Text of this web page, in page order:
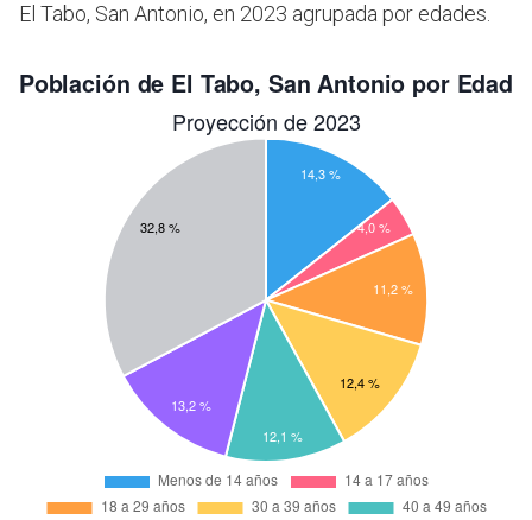
El Tabo, San Antonio, en 2023 agrupada por edades.